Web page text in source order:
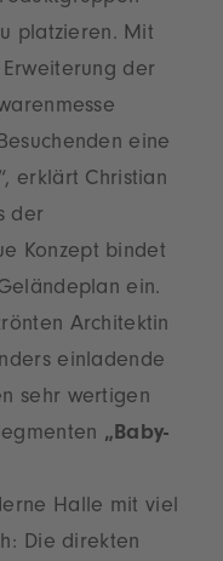
platzieren. Mit
der
eine
erklärt Christian
der
Konzept bindet
ein.
Architektin
einladende
sehr wertigen
„Baby-
Halle mit viel
Die direkten